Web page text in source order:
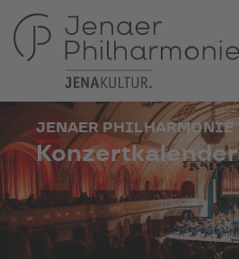
JENAER PHILHARMONIE
Konzertkalender